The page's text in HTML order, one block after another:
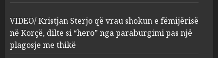
4
shokun e fëmijërisë në Korçë,
dilte si “hero” nga
paraburgimi pas një plagosje
VIDEO/ Kristjan Sterjo që vrau shokun e fëmijërisë
në Korçë, dilte si “hero” nga paraburgimi pas një
plagosje me thikë